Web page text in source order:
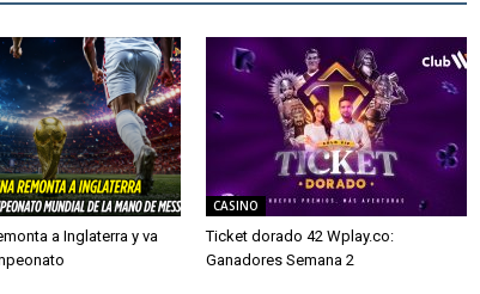
a Inglaterra y va
CASINO
Ticket dorado 42 Wplay.co:
Ganadores Semana 2